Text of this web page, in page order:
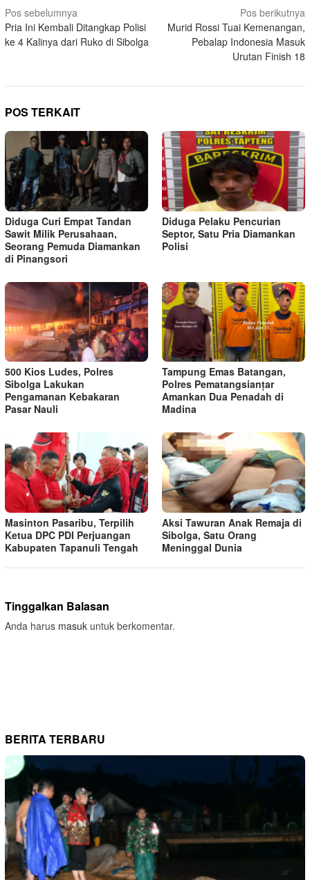
Navigasi
pos
Pos sebelumnya
Pria Ini Kembali Ditangkap Polisi
ke 4 Kalinya dari Ruko di Sibolga
Pos berikutnya
Murid Rossi Tuai Kemenangan,
Pebalap Indonesia Masuk
Urutan Finish 18
POS TERKAIT
Diduga Curi Empat Tandan
Sawit Milik Perusahaan,
Seorang Pemuda Diamankan
di Pinangsori
Diduga Pelaku Pencurian
Septor, Satu Pria Diamankan
Polisi
500 Kios Ludes, Polres
Sibolga Lakukan
Pengamanan Kebakaran
Pasar Nauli
Tampung Emas Batangan,
Polres Pematangsianțar
Amankan Dua Penadah di
Madina
Masinton Pasaribu, Terpilih
Ketua DPC PDI Perjuangan
Kabupaten Tapanuli Tengah
Aksi Tawuran Anak Remaja di
Sibolga, Satu Orang
Meninggal Dunia
Tinggalkan Balasan
Anda harus masuk untuk berkomentar.
BERITA TERBARU